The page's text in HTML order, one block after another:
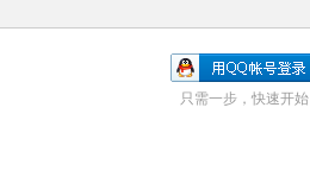
只需一步，快速开始